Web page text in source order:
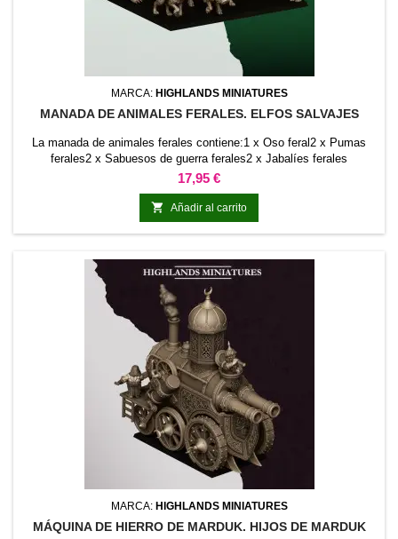
MARCA: HIGHLANDS MINIATURES
MANADA DE ANIMALES FERALES. ELFOS SALVAJES
La manada de animales ferales contiene:1 x Oso feral2 x Pumas
ferales2 x Sabuesos de guerra ferales2 x Jabalíes ferales
Precio
17,95 €
 Añadir al carrito
MARCA: HIGHLANDS MINIATURES
MÁQUINA DE HIERRO DE MARDUK. HIJOS DE MARDUK